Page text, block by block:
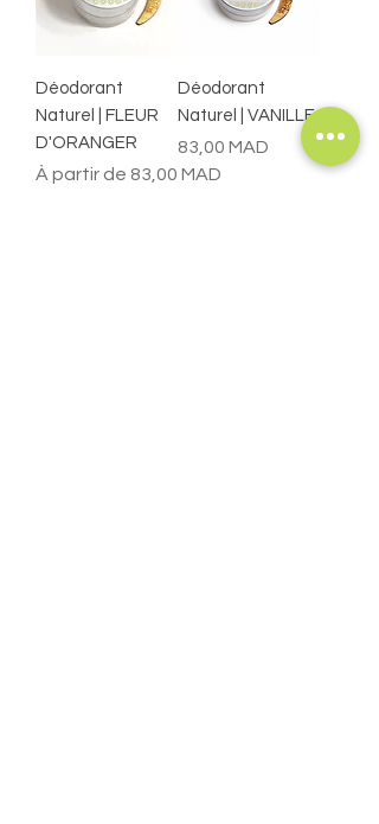
Déodorant
Naturel | FLEUR
D'ORANGER
À partir de 83,00 MAD
Prix promotionnel
Déodorant
Naturel | VANILLE
Prix
83,00 MAD